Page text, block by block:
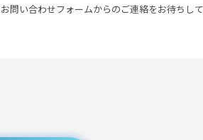
お問い合わせフォームからのご連絡をお待ちして